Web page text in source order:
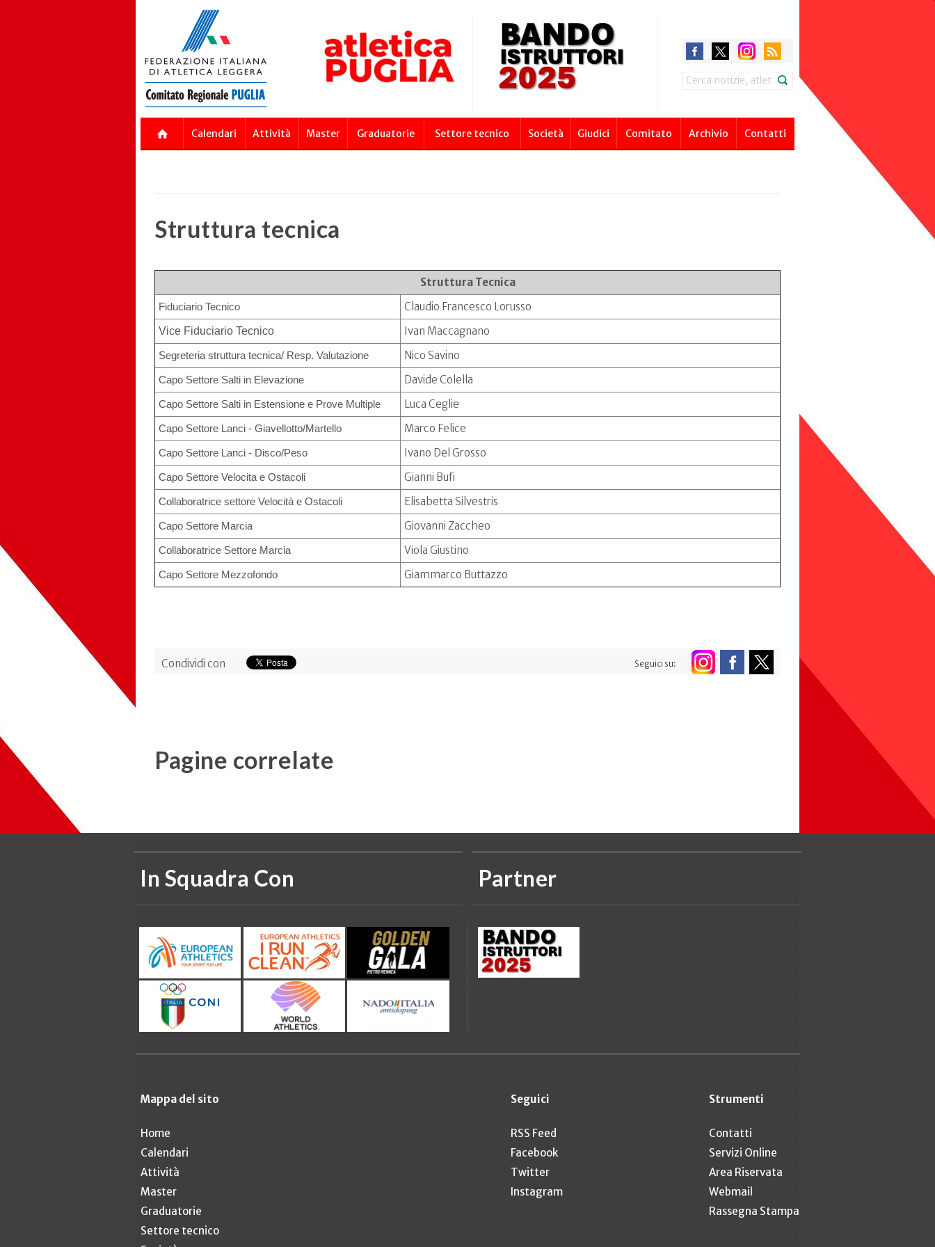
Search
Calendari Attività Master Graduatorie Settore tecnico Società Giudici Comitato Archivio Contatti
Struttura tecnica
Struttura Tecnica
Fiduciario Tecnico Claudio Francesco Lorusso
Vice Fiduciario Tecnico Ivan Maccagnano
Segreteria struttura tecnica/ Resp. Valutazione Nico Savino
Capo Settore Salti in Elevazione Davide Colella
Capo Settore Salti in Estensione e Prove Multiple Luca Ceglie
Capo Settore Lanci - Giavellotto/Martello Marco Felice
Capo Settore Lanci - Disco/Peso Ivano Del Grosso
Capo Settore Velocita e Ostacoli Gianni Bufi
Collaboratrice settore Velocità e Ostacoli Elisabetta Silvestris
Capo Settore Marcia Giovanni Zaccheo
Collaboratrice Settore Marcia Viola Giustino
Capo Settore Mezzofondo Giammarco Buttazzo
Condividi con Seguici su:
Pagine correlate
In Squadra Con Partner
Mappa del sito
Home
Calendari
Attività
Master
Graduatorie
Settore tecnico
Seguici
RSS Feed
Facebook
Twitter
Instagram
Strumenti
Contatti
Servizi Online
Area Riservata
Webmail
Rassegna Stampa